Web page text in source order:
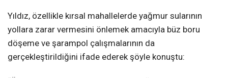
Yıldız, özellikle kırsal mahallelerde yağmur sularının
yollara zarar vermesini önlemek amacıyla büz boru
döşeme ve şarampol çalışmalarının da
gerçekleştirildiğini ifade ederek şöyle konuştu: